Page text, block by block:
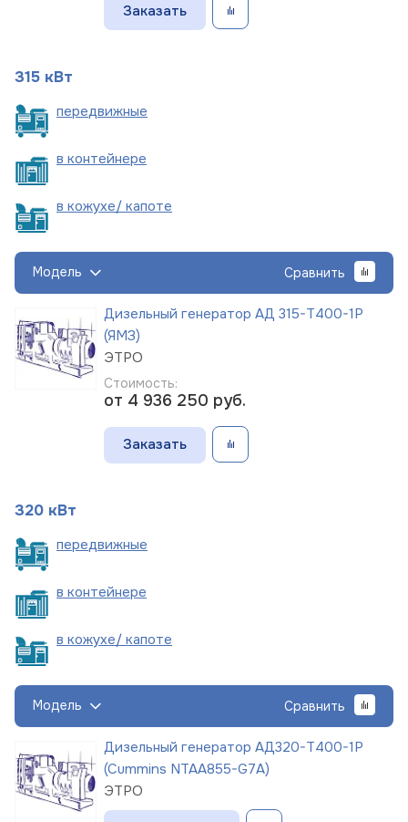
Заказать
315 кВт
передвижные
в контейнере
в кожухе/ капоте
Модель Сравнить
Дизельный генератор АД 315-Т400-1Р
(ЯМЗ)
ЭТРО
Стоимость:
от 4 936 250 руб.
Заказать
320 кВт
передвижные
в контейнере
в кожухе/ капоте
Модель Сравнить
Дизельный генератор АД320-Т400-1Р
(Cummins NTAA855-G7A)
ЭТРО